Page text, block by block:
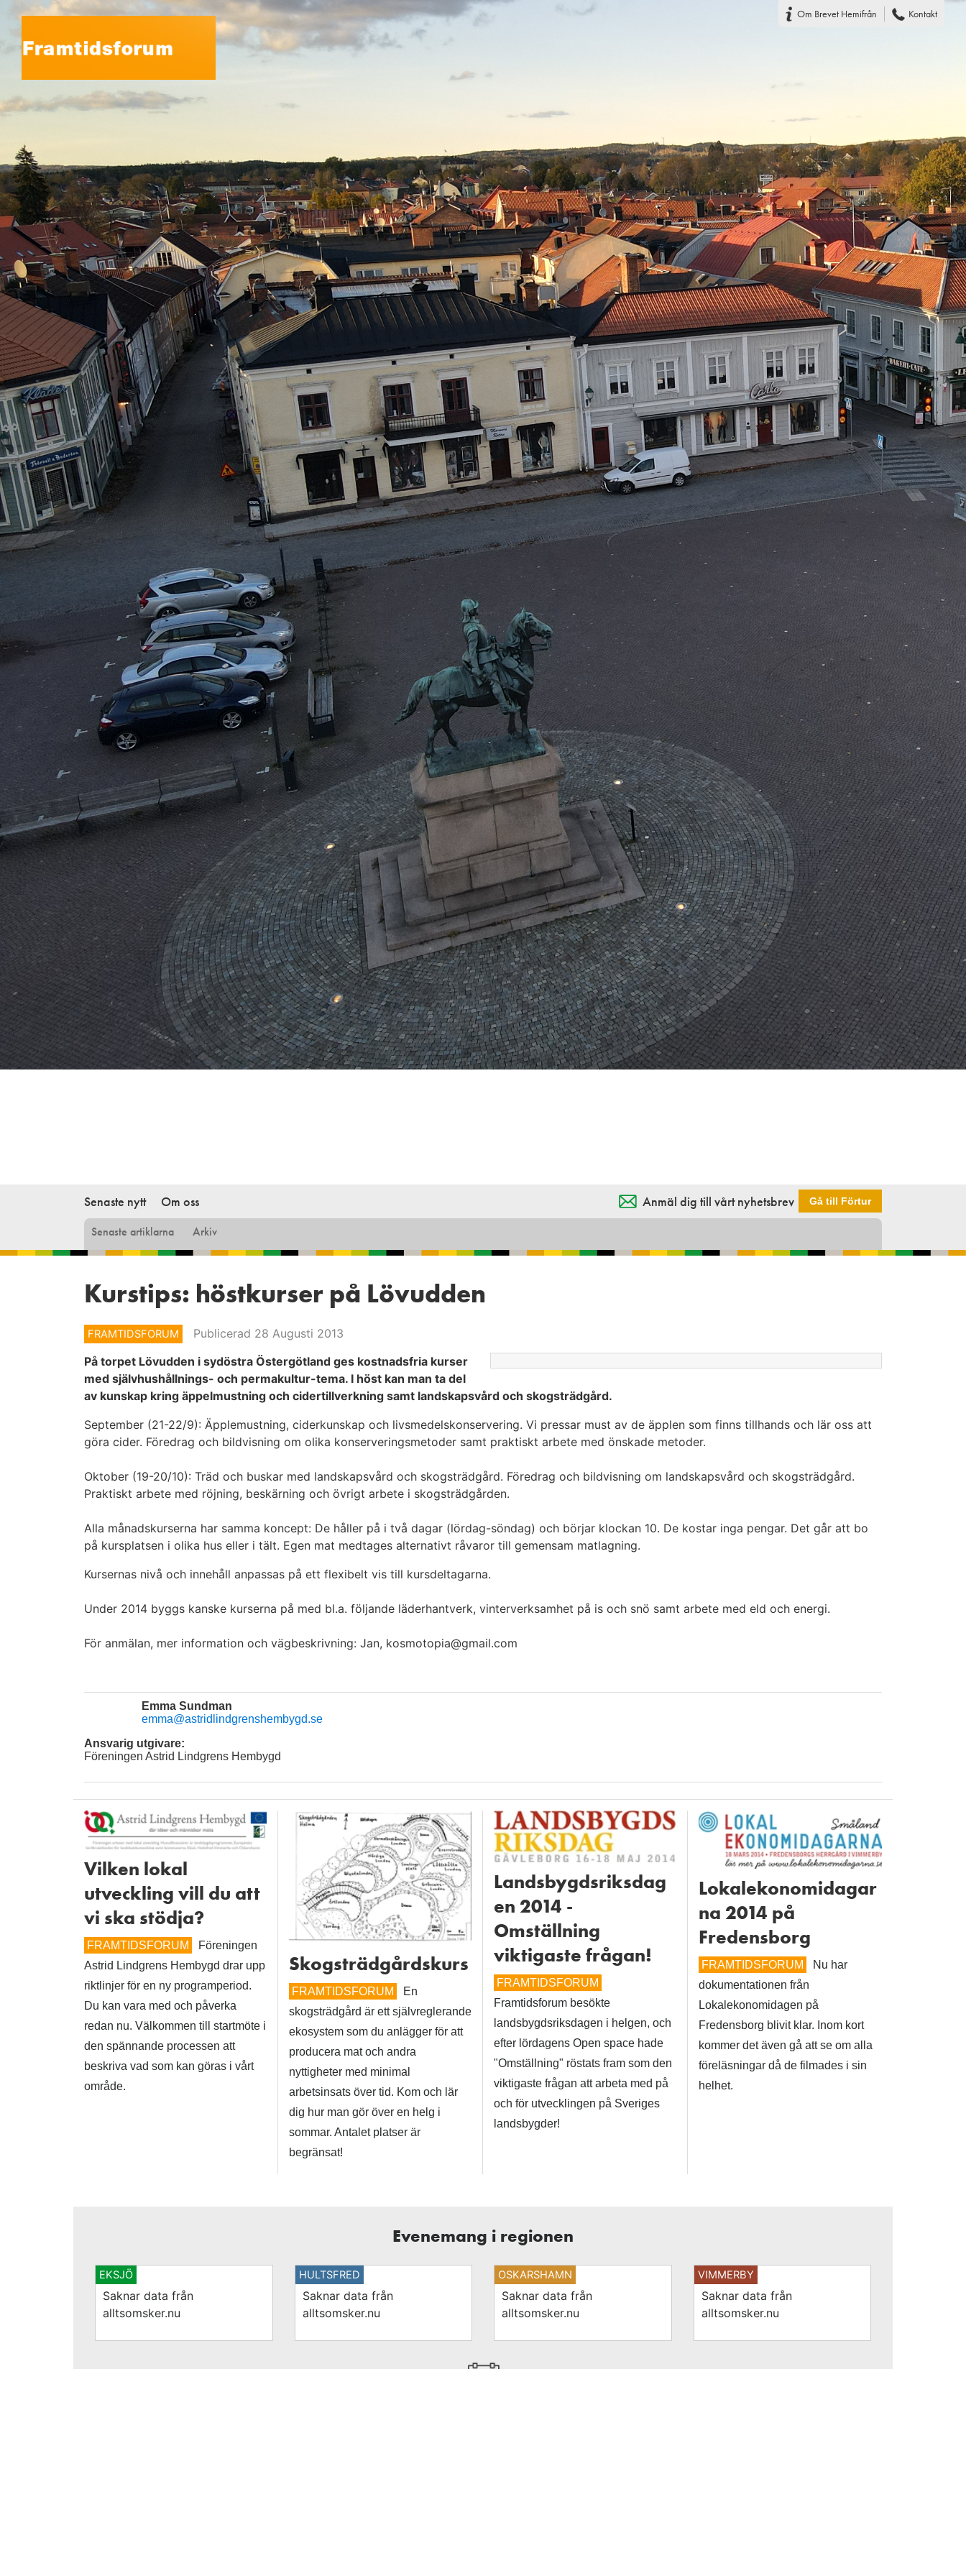
Om Brevet Hemifrån Kontakt
Senaste nytt Om oss Anmäl dig till vårt nyhetsbrev Gå till Förtur
Senaste artiklarna Arkiv
Kurstips: höstkurser på Lövudden
FRAMTIDSFORUM
Publicerad 28 Augusti 2013
På torpet Lövudden i sydöstra Östergötland ges kostnadsfria kurser
med självhushållnings- och permakultur-tema. I höst kan man ta del
av kunskap kring äppelmustning och cidertillverkning samt landskapsvård och skogsträdgård.
September (21-22/9): Äpplemustning, ciderkunskap och livsmedelskonservering. Vi pressar must av de äpplen som finns tillhands och lär oss att
göra cider. Föredrag och bildvisning om olika konserveringsmetoder samt praktiskt arbete med önskade metoder.
Oktober (19-20/10): Träd och buskar med landskapsvård och skogsträdgård. Föredrag och bildvisning om landskapsvård och skogsträdgård.
Praktiskt arbete med röjning, beskärning och övrigt arbete i skogsträdgården.
Alla månadskurserna har samma koncept: De håller på i två dagar (lördag-söndag) och börjar klockan 10. De kostar inga pengar. Det går att bo
på kursplatsen i olika hus eller i tält. Egen mat medtages alternativt råvaror till gemensam matlagning.
Kursernas nivå och innehåll anpassas på ett flexibelt vis till kursdeltagarna.
Under 2014 byggs kanske kurserna på med bl.a. följande läderhantverk, vinterverksamhet på is och snö samt arbete med eld och energi.
För anmälan, mer information och vägbeskrivning: Jan, kosmotopia@gmail.com
Emma Sundman
emma@astridlindgrenshembygd.se
Ansvarig utgivare:
Föreningen Astrid Lindgrens Hembygd
Vilken lokal
utveckling vill du att
vi ska stödja?
FRAMTIDSFORUM
Föreningen
Astrid Lindgrens Hembygd drar upp
riktlinjer för en ny programperiod.
Du kan vara med och påverka
redan nu. Välkommen till startmöte i
den spännande processen att
beskriva vad som kan göras i vårt
område.
Skogsträdgårdskurs
FRAMTIDSFORUM
En
skogsträdgård är ett självreglerande
ekosystem som du anlägger för att
producera mat och andra
nyttigheter med minimal
arbetsinsats över tid. Kom och lär
dig hur man gör över en helg i
sommar. Antalet platser är
begränsat!
Landsbygdsriksdag
en 2014 -
Omställning
viktigaste frågan!
FRAMTIDSFORUM
Framtidsforum besökte
landsbygdsriksdagen i helgen, och
efter lördagens Open space hade
"Omställning" röstats fram som den
viktigaste frågan att arbeta med på
och för utvecklingen på Sveriges
landsbygder!
Lokalekonomidagar
na 2014 på
Fredensborg
FRAMTIDSFORUM
Nu har
dokumentationen från
Lokalekonomidagen på
Fredensborg blivit klar. Inom kort
kommer det även gå att se om alla
föreläsningar då de filmades i sin
helhet.
Evenemang i regionen
EKSJÖ
Saknar data från
alltsomsker.nu
HULTSFRED
Saknar data från
alltsomsker.nu
OSKARSHAMN
Saknar data från
alltsomsker.nu
VIMMERBY
Saknar data från
alltsomsker.nu